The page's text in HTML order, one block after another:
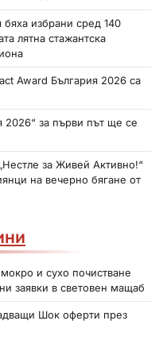
бяха избрани сред 140
лятна стажантска
Award България 2026 са
2026“ за първи път ще се
за Живей Активно!“
на вечерно бягане от
и сухо почистване
заявки в световен мащаб
Шок оферти през